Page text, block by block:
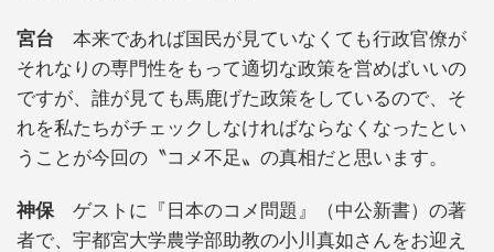
宮台 本来であれば国民が見ていなくても行政官僚が
それなりの専門性をもって適切な政策を営めばいいの
ですが、誰が見ても馬鹿げた政策をしているので、そ
れを私たちがチェックしなければならなくなったとい
うことが今回の〝コメ不足〟の真相だと思います。
神保ゲストに『日本のコメ問題』（中公新書）の著
者で、宇都宮大学農学部助教の小川真如さんをお迎え